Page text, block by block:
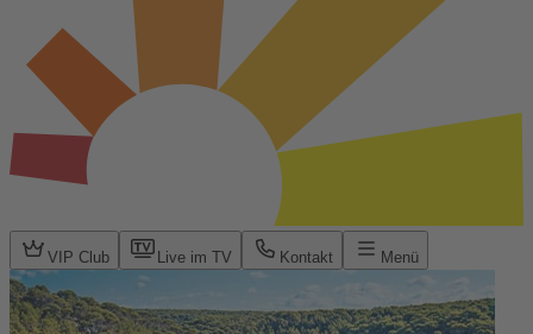
VIP Club Live im TV Kontakt Menü